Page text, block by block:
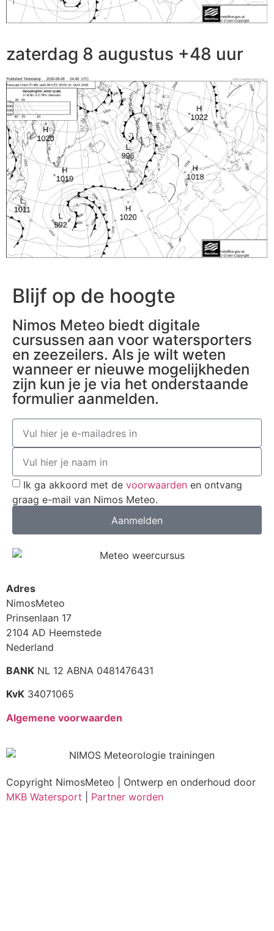
zaterdag 8 augustus +48 uur
Blijf op de hoogte
Nimos Meteo biedt digitale
cursussen aan voor watersporters
en zeezeilers. Als je wilt weten
wanneer er nieuwe mogelijkheden
zijn kun je je via het onderstaande
formulier aanmelden.
Ik ga akkoord met de voorwaarden en ontvang
graag e-mail van Nimos Meteo.
Aanmelden
Adres
NimosMeteo
Prinsenlaan 17
2104 AD Heemstede
Nederland
BANK NL 12 ABNA 0481476431
KvK 34071065
Algemene voorwaarden
Copyright NimosMeteo | Ontwerp en onderhoud door
MKB Watersport
Partner worden